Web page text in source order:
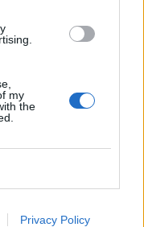
my
the
Privacy Policy
dans du bois tendre
pour y déposer ses
charpentière.
maisons comme un
bois ancien ou déjà
et reste bien plus